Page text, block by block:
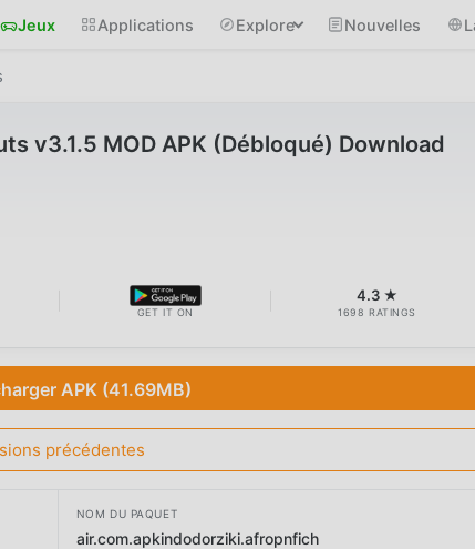
Jeux Applications Explore Nouvelles
v3.1.5 MOD APK (Débloqué) Download
GET IT ON
4.3 ★
1698 RATINGS
APK (41.69MB)
précédentes
NOM DU PAQUET
air.com.apkindodorziki.afropnfich